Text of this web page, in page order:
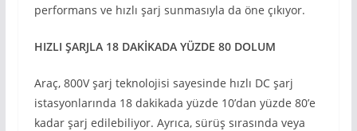
performans ve hızlı şarj sunmasıyla da öne çıkıyor.
HIZLI ŞARJLA 18 DAKİKADA YÜZDE 80 DOLUM
Araç, 800V şarj teknolojisi sayesinde hızlı DC şarj
istasyonlarında 18 dakikada yüzde 10’dan yüzde 80’e
kadar şarj edilebiliyor. Ayrıca, sürüş sırasında veya